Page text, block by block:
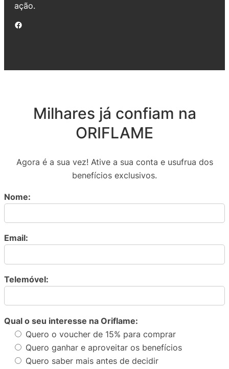
ação.
Facebook
Milhares já confiam na
ORIFLAME
Agora é a sua vez! Ative a sua conta e usufrua dos
benefícios exclusivos.
Nome:
Email:
Telemóvel:
Qual o seu interesse na Oriflame:
Quero o voucher de 15% para comprar
Quero ganhar e aproveitar os benefícios
Quero saber mais antes de decidir